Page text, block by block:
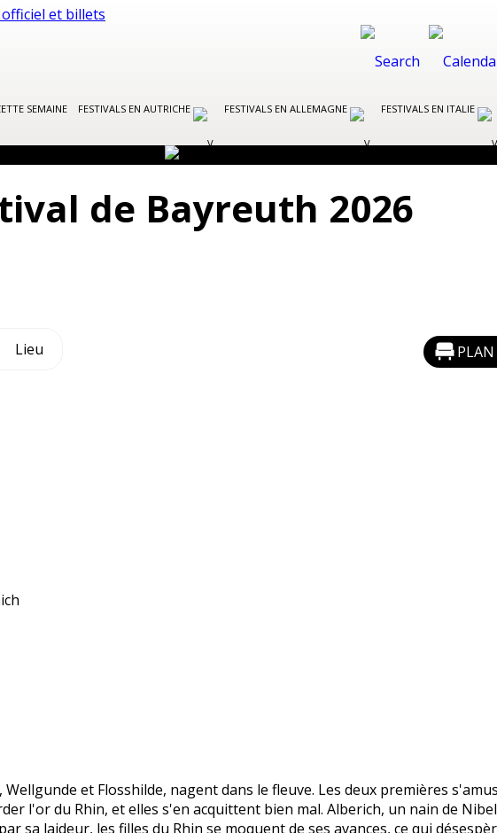
SEMAINE FESTIVALS EN AUTRICHE FESTIVALS EN ALLEMAGNE FESTIVALS EN ITALIE
de Bayreuth 2026
Lieu PLAN
et Flosshilde, nagent dans le fleuve. Les deux premières
l'or du Rhin, et elles s'en acquittent bien mal. Alberich, un nain de
sa laideur, les filles du Rhin se moquent de ses avances, ce qui